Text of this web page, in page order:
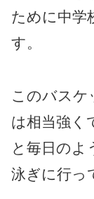
ために中学
す。
このバスケ
は相当強く
と毎日のよ
泳ぎに行っ